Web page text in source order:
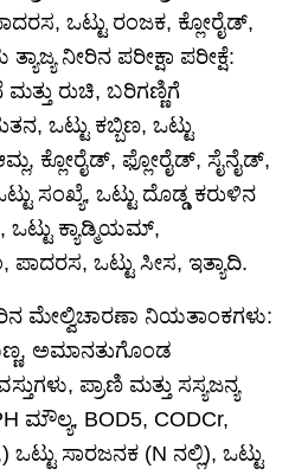
ಒಟ್ಟು ರಂಜಕ, ಕ್ಲೋರೈಡ್,
ನೀರಿನ ಪರೀಕ್ಷಾ ಪರೀಕ್ಷೆ:
ಮತ್ತು ರುಚಿ, ಬರಿಗಣ್ಣಿಗೆ
ಒಟ್ಟು ಕಬ್ಬಿಣ, ಒಟ್ಟು
ಕ್ಲೋರೈಡ್, ಫ್ಲೋರೈಡ್, ಸೈನೈಡ್,
ಸಂಖ್ಯೆ, ಒಟ್ಟು ದೊಡ್ಡ ಕರುಳಿನ
ಕ್ಯಾಡ್ಮಿಯಮ್,
ಒಟ್ಟು ಸೀಸ, ಇತ್ಯಾದಿ.
ಮೇಲ್ವಿಚಾರಣಾ ನಿಯತಾಂಕಗಳು:
ಅಮಾನತುಗೊಂಡ
ಪ್ರಾಣಿ ಮತ್ತು ಸಸ್ಯಜನ್ಯ
ಮೌಲ್ಯ, BOD5, CODCr,
ಸಾರಜನಕ (N ನಲ್ಲಿ), ಒಟ್ಟು